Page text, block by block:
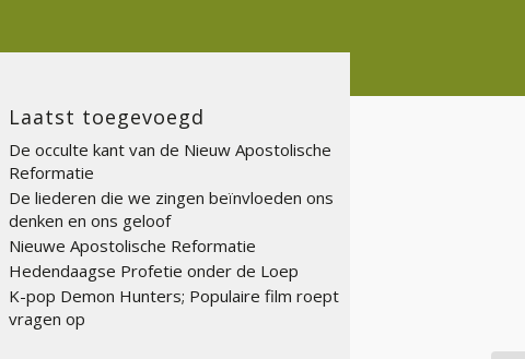
Laatst toegevoegd
De occulte kant van de Nieuw Apostolische
Reformatie
De liederen die we zingen beïnvloeden ons
denken en ons geloof
Nieuwe Apostolische Reformatie
Hedendaagse Profetie onder de Loep
K-pop Demon Hunters; Populaire film roept
vragen op